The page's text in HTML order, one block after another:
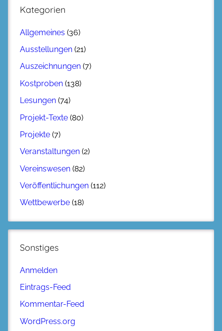
Kategorien
Allgemeines (36)
Ausstellungen (21)
Auszeichnungen (7)
Kostproben (138)
Lesungen (74)
Projekt-Texte (80)
Projekte (7)
Veranstaltungen (2)
Vereinswesen (82)
Veröffentlichungen (112)
Wettbewerbe (18)
Sonstiges
Anmelden
Eintrags-Feed
Kommentar-Feed
WordPress.org